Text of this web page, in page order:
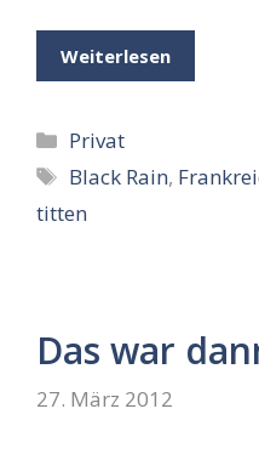
Weiterlesen
Kategorien
Privat
Schlagwörter
Black Rain,
titten
Das war
27. März 2012